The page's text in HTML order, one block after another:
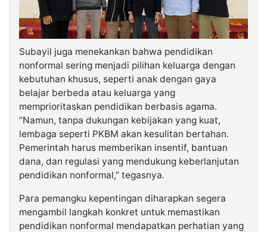
Subayil juga menekankan bahwa pendidikan
nonformal sering menjadi pilihan keluarga dengan
kebutuhan khusus, seperti anak dengan gaya
belajar berbeda atau keluarga yang
memprioritaskan pendidikan berbasis agama.
“Namun, tanpa dukungan kebijakan yang kuat,
lembaga seperti PKBM akan kesulitan bertahan.
Pemerintah harus memberikan insentif, bantuan
dana, dan regulasi yang mendukung keberlanjutan
pendidikan nonformal,” tegasnya.
Para pemangku kepentingan diharapkan segera
mengambil langkah konkret untuk memastikan
pendidikan nonformal mendapatkan perhatian yang